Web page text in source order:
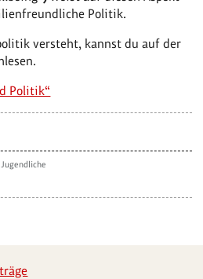
Politik.
versteht, kannst du auf der
Politik“